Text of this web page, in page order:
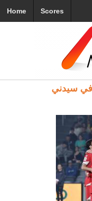
Home Scores